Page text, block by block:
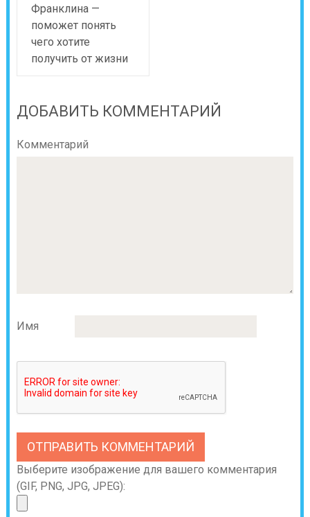
Франклина —
поможет понять
чего хотите
получить от жизни
ДОБАВИТЬ КОММЕНТАРИЙ
Комментарий
Имя
Выберите изображение для вашего комментария
(GIF, PNG, JPG, JPEG):